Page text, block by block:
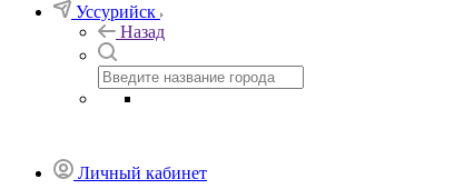
Уссурийск
Назад
Личный кабинет